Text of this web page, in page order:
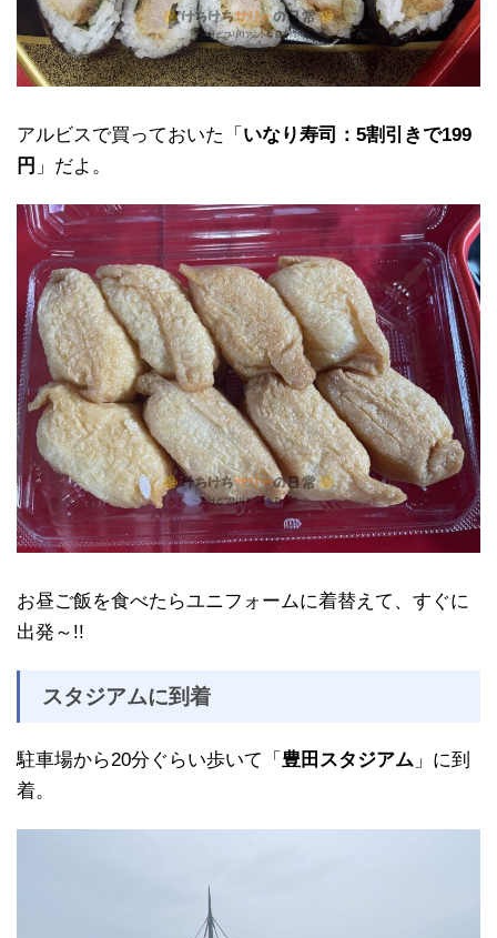
アルビスで買っておいた「 いなり寿司：5割引きで199
円 」だよ。
お昼ご飯を食べたらユニフォームに着替えて、すぐに
出発～!!
スタジアムに到着
駐車場から20分ぐらい歩いて「 豊田スタジアム 」に到
着。